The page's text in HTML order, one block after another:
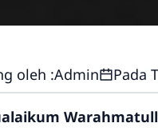
oleh :Admin Pada